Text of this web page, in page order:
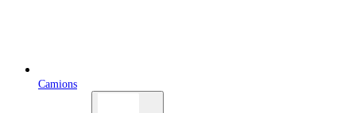
Camions